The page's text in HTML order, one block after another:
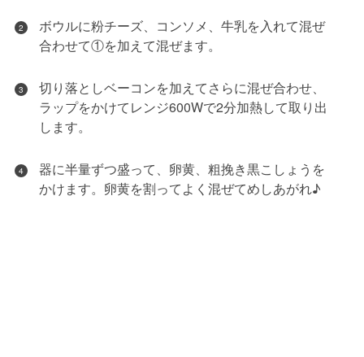
2
ボウルに粉チーズ、コンソメ、牛乳を入れて混ぜ
合わせて①を加えて混ぜます。
3
切り落としベーコンを加えてさらに混ぜ合わせ、
ラップをかけてレンジ600Wで2分加熱して取り出
します。
4
器に半量ずつ盛って、卵黄、粗挽き黒こしょうを
かけます。卵黄を割ってよく混ぜてめしあがれ♪